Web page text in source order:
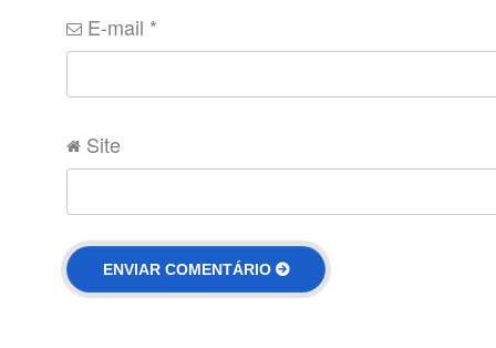
E-mail *
Site